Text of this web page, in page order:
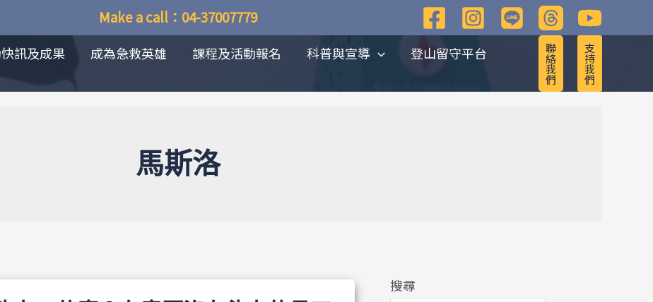
Make a call：04-37007779
訊及成果 成為急救英雄 課程及活動報名 科普與宣導
登山留守平台
聯
絡
我
們
支
持
我
們
馬斯洛
搜尋
整